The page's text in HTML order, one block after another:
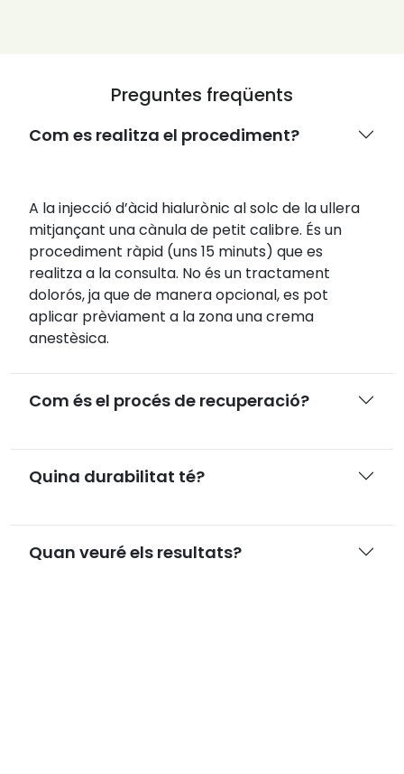
Preguntes freqüents
Com es realitza el procediment?
A la injecció d’àcid hialurònic al solc de la ullera
mitjançant una cànula de petit calibre. És un
procediment ràpid (uns 15 minuts) que es
realitza a la consulta. No és un tractament
dolorós, ja que de manera opcional, es pot
aplicar prèviament a la zona una crema
anestèsica.
Com és el procés de recuperació?
Quina durabilitat té?
Quan veuré els resultats?